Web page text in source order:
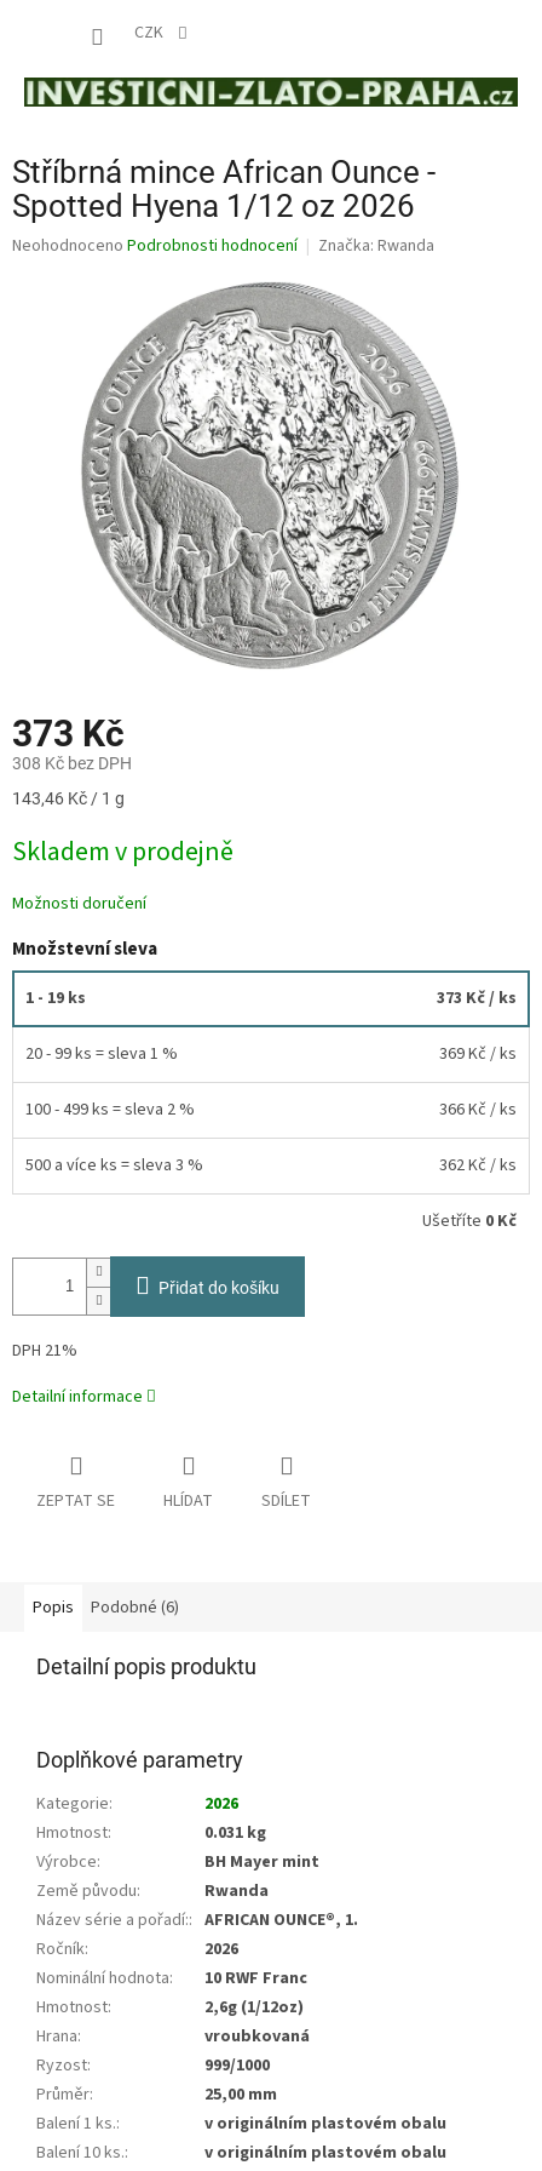
CZK
Stříbrná mince African Ounce -
Spotted Hyena 1/12 oz 2026
Průměrné
hvězdiček.
Neohodnoceno Podrobnosti hodnocení Značka: Rwanda
373 Kč
308 Kč bez DPH
Měrná
143,46 Kč / 1 g
Skladem v prodejně
Možnosti doručení
Množstevní sleva
1 - 19 ks 373 Kč/ ks
20 - 99 ks = sleva 1 % 369 Kč / ks
100 - 499 ks = sleva 2 % 366 Kč / ks
500 a více ks = sleva 3 % 362 Kč / ks
Ušetříte 0 Kč
Přidat do košíku
DPH 21%
Detailní informace
ZEPTAT SE HLÍDAT SDÍLET
Popis Podobné (6)
Detailní popis produktu
Doplňkové parametry
Kategorie:
2026
Hmotnost:
0.031 kg
Výrobce:
BH Mayer mint
Země původu:
Rwanda
Název série a pořadí:: AFRICAN OUNCE®, 1.
Ročník:
2026
Nominální hodnota:
10 RWF Franc
Hmotnost:
2,6g (1/12oz)
Hrana:
vroubkovaná
Ryzost:
999/1000
Průměr:
25,00 mm
Balení 1 ks.:
v originálním plastovém obalu
Balení 10 ks.: v originálním plastovém obalu